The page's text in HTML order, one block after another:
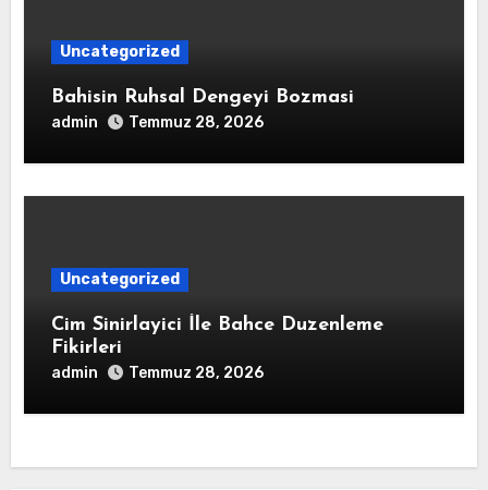
Uncategorized
Bahisin Ruhsal Dengeyi Bozmasi
admin Temmuz 28, 2026
Uncategorized
Cim Sinirlayici İle Bahce Duzenleme
Fikirleri
admin Temmuz 28, 2026